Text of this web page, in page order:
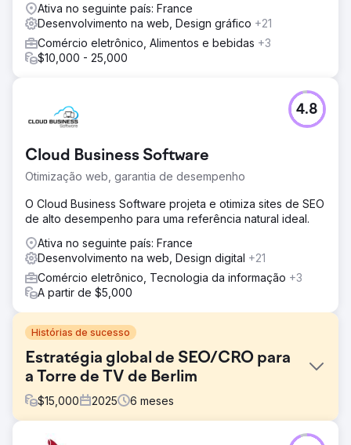
Ativa no seguinte país: France
Desenvolvimento na web, Design gráfico +21
Comércio eletrônico, Alimentos e bebidas +3
$10,000 - 25,000
Cloud Business Software
Otimização web, garantia de desempenho
4.8
O Cloud Business Software projeta e otimiza sites de SEO
de alto desempenho para uma referência natural ideal.
Ativa no seguinte país: France
Desenvolvimento na web, Design digital +21
Comércio eletrônico, Tecnologia da informação +3
A partir de $5,000
Histórias de sucesso
Estratégia global de SEO/CRO para
a Torre de TV de Berlim
$15,000 2025 6 meses
Desafio